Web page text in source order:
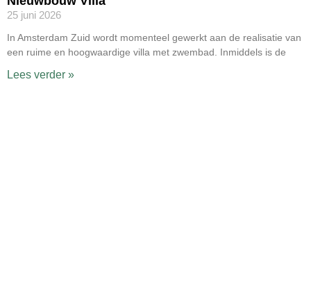
25 juni 2026
In Amsterdam Zuid wordt momenteel gewerkt aan de realisatie van
een ruime en hoogwaardige villa met zwembad. Inmiddels is de
Lees verder »